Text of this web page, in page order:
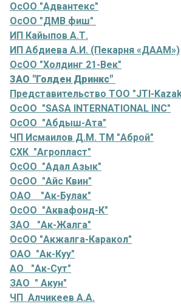
ОсОО "Адвантекс"
ОсОО "ДМВ фиш"
ИП Кайыпов А.Т.
ИП Абдиева А.И. (Пекарня «ДААМ»)
ОсОО "Холдинг 21-Век"
ЗАО "Голден Дринкс"
Представительство ТОО "JTI-
ОсОО "SASA INTERNATIONAL INC"
ОсОО "Абдыш-Ата"
ЧП Исмаилов Д.М. ТМ "Аброй"
СХК "Агропласт"
ОсОО "Адал Азык"
ОсОО "Айс Квин"
ОАО "Ак-Булак"
ОсОО "Аквафонд-К"
ЗАО "Ак-Жалга"
ОсОО "Акжалга-Каракол"
ОАО "Ак-Куу"
АО "Ак-Сут"
ЗАО " Акун"
ЧП Алчикеев А.А.